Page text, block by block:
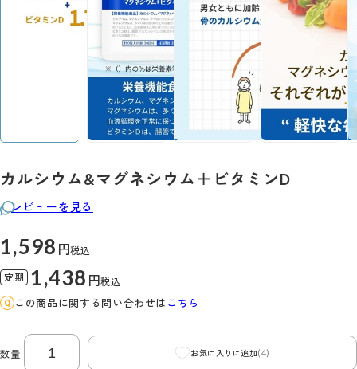
カルシウム&マグネシウム＋ビタミンD
レビューを見る
1,598 円税込
定期 1,438 円税込
この商品に関する問い合わせは こちら
数量 お気に入りに追加(4)